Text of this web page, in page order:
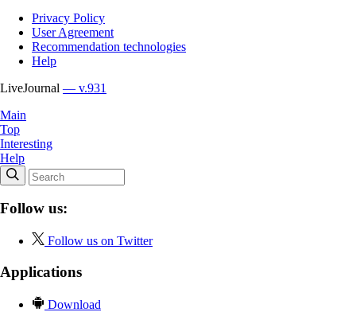
Privacy Policy
User Agreement
Recommendation technologies
Help
LiveJournal — v.931
Main
Top
Interesting
Help
Follow us:
Follow us on Twitter
Applications
Download